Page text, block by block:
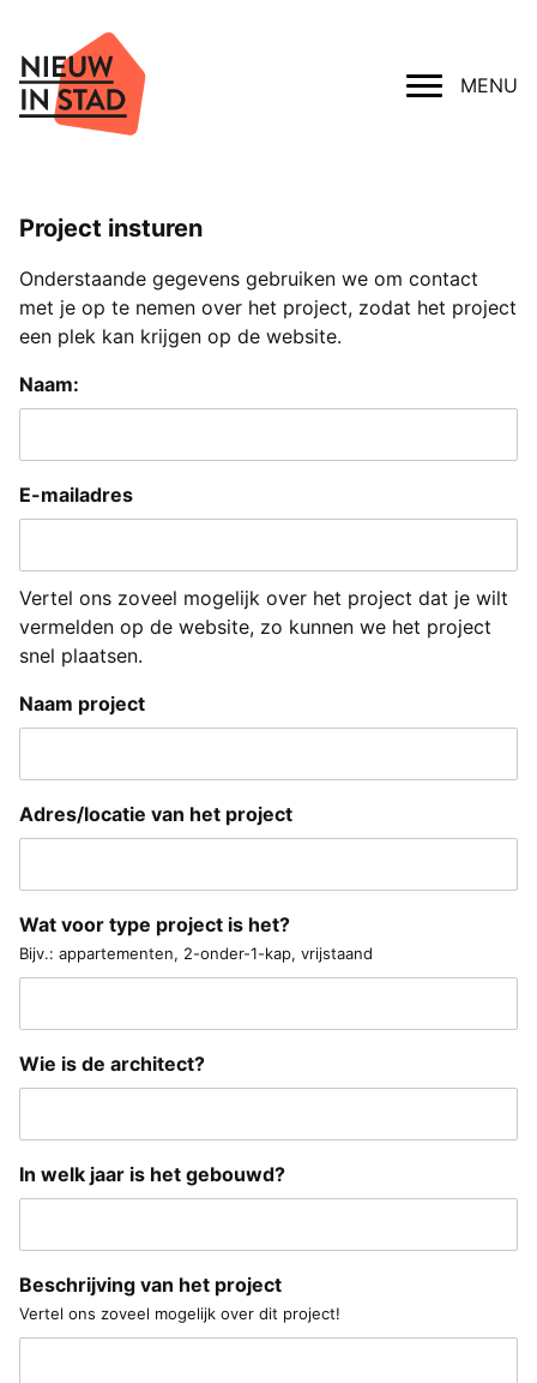
MENU
Project insturen
Onderstaande gegevens gebruiken we om contact
met je op te nemen over het project, zodat het project
een plek kan krijgen op de website.
Naam:
E-mailadres
Vertel ons zoveel mogelijk over het project dat je wilt
vermelden op de website, zo kunnen we het project
snel plaatsen.
Naam project
Adres/locatie van het project
Wat voor type project is het?
Bijv.: appartementen, 2-onder-1-kap, vrijstaand
Wie is de architect?
In welk jaar is het gebouwd?
Beschrijving van het project
Vertel ons zoveel mogelijk over dit project!